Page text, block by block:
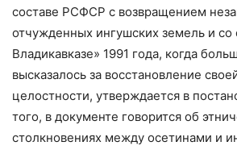
составе РСФСР с возвращением
отчужденных ингушских земель и со
Владикавказе» 1991 года, когда
высказалось за восстановление
целостности, утверждается в
того, в документе говорится об
столкновениях между осетинами и